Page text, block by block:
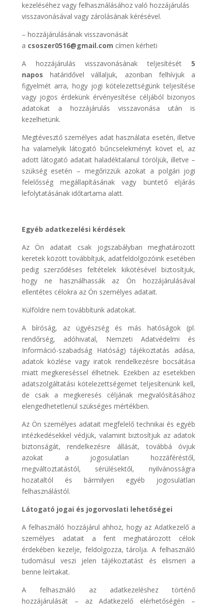
kezeléséhez vagy felhasználásához való hozzájárulás
visszavonásával vagy zárolásának kérésével.
– hozzájárulásának visszavonását
a csoszer0516@gmail.com címen kérheti
A hozzájárulás visszavonásának teljesítését 5
napos határidővel vállaljuk, azonban felhívjuk a
figyelmét arra, hogy jogi kötelezettségünk teljesítése
vagy jogos érdekünk érvényesítése céljából bizonyos
adatokat a hozzájárulás visszavonása után is
kezelhetünk.
Megtévesztő személyes adat használata esetén, illetve
ha valamelyik látogató bűncselekményt követ el, az
adott látogató adatait haladéktalanul töröljük, illetve –
szükség esetén – megőrizzük azokat a polgári jogi
felelősség megállapításának vagy büntető eljárás
lefolytatásának időtartama alatt.
Egyéb adatkezelési kérdések
Az Ön adatait csak jogszabályban meghatározott
keretek között továbbítjuk, adatfeldolgozóink esetében
pedig szerződéses feltételek kikötésével biztosítjuk,
hogy ne használhassák az Ön hozzájárulásával
ellentétes célokra az Ön személyes adatait.
Külföldre nem továbbítunk adatokat.
A bíróság, az ügyészség és más hatóságok (pl.
rendőrség, adóhivatal, Nemzeti Adatvédelmi és
Információ-szabadság Hatóság) tájékoztatás adása,
adatok közlése vagy iratok rendelkezésre bocsátása
miatt megkereséssel élhetnek. Ezekben az esetekben
adatszolgáltatási kötelezettségemet teljesítenünk kell,
de csak a megkeresés céljának megvalósításához
elengedhetetlenül szükséges mértékben.
Az Ön személyes adatait megfelelő technikai és egyéb
intézkedésekkel védjük, valamint biztosítjuk az adatok
biztonságát, rendelkezésre állását, továbbá óvjuk
azokat a jogosulatlan hozzáféréstől,
megváltoztatástól, sérülésektől, nyilvánosságra
hozataltól és bármilyen egyéb jogosulatlan
felhasználástól.
Látogató jogai és jogorvoslati lehetőségei
A felhasználó hozzájárul ahhoz, hogy az Adatkezelő a
személyes adatait a fent meghatározott célok
érdekében kezelje, feldolgozza, tárolja. A felhasználó
tudomásul veszi jelen tájékoztatást és elismeri a
benne leírtakat.
A felhasználó az adatkezeléshez történő
hozzájárulását – az Adatkezelő elérhetőségén –